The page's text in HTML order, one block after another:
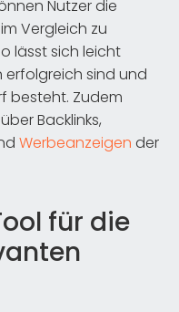
Nutzer die
Vergleich zu
lässt sich leicht
erfolgreich sind und
besteht. Zudem
Backlinks,
Werbeanzeigen der
für die